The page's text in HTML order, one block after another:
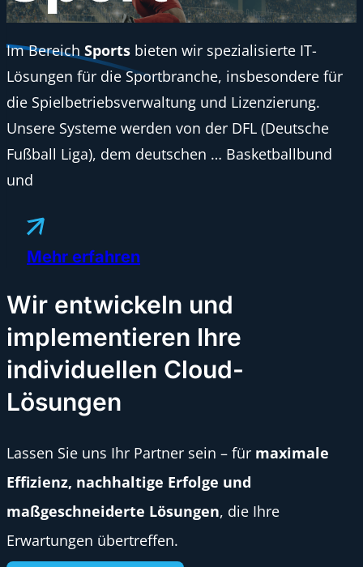
Im Bereich Sports bieten wir spezialisierte IT-
Lösungen für die Sportbranche, insbesondere für
die Spielbetriebsverwaltung und Lizenzierung.
Unsere Systeme werden von der DFL (Deutsche
Fußball Liga), dem deutschen … Basketballbund
und
Mehr erfahren
Wir entwickeln und
implementieren Ihre
individuellen Cloud-
Lösungen
Lassen Sie uns Ihr Partner sein – für maximale
Effizienz, nachhaltige Erfolge und
maßgeschneiderte Lösungen, die Ihre
Erwartungen übertreffen.